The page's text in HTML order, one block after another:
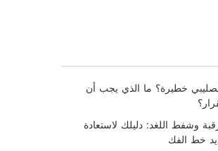
خطيرة؟ ما الذي يجب أن
وشفط اللغد: دليلك لاستعادة
خط الفك